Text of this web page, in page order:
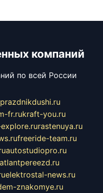
компаний
по всей России
prazdnikdushi.ru
fr.rukraft-you.ru
rastenuya.ru
freeride-team.ru
autostudiopro.ru
atlantpereezd.ru
elektrostal-news.ru
znakomye.ru